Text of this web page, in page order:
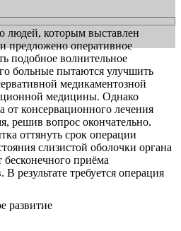
людей, которым выставлен
предложено оперативное
подобное волнительное
больные пытаются улучшить
медикаментозной
медицины. Однако
от консервационного лечения
решив вопрос окончательно.
оттянуть срок операции
слизистой оболочки органа
бесконечного приёма
результате требуется операция